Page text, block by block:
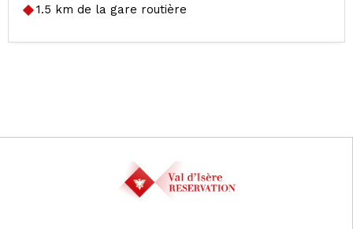
1.5 km de la gare routière